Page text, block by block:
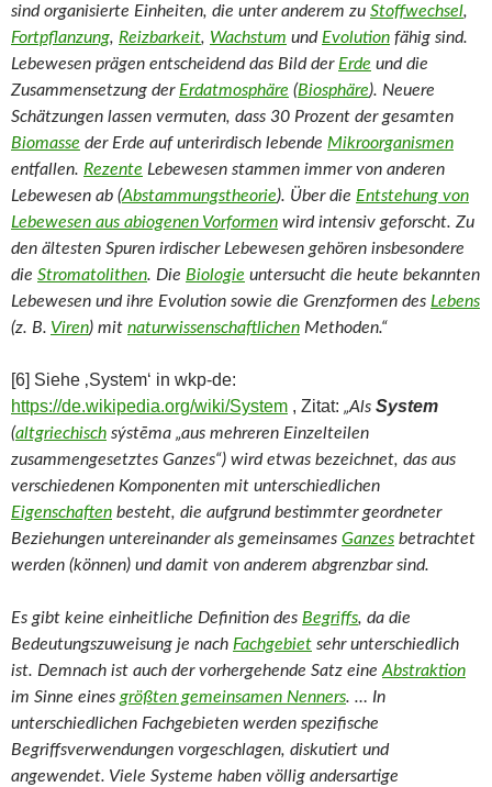
sind organisierte Einheiten, die unter anderem zu Stoffwechsel,
Fortpflanzung, Reizbarkeit, Wachstum und Evolution fähig sind.
Lebewesen prägen entscheidend das Bild der Erde und die
Zusammensetzung der Erdatmosphäre (Biosphäre). Neuere
Schätzungen lassen vermuten, dass 30 Prozent der gesamten
Biomasse der Erde auf unterirdisch lebende Mikroorganismen
entfallen. Rezente Lebewesen stammen immer von anderen
Lebewesen ab (Abstammungstheorie). Über die Entstehung von
Lebewesen aus abiogenen Vorformen wird intensiv geforscht. Zu
den ältesten Spuren irdischer Lebewesen gehören insbesondere
die Stromatolithen. Die Biologie untersucht die heute bekannten
Lebewesen und ihre Evolution sowie die Grenzformen des Lebens
(z. B. Viren) mit naturwissenschaftlichen Methoden.“
[6] Siehe ‚System‘ in wkp-de:
https://de.wikipedia.org/wiki/System , Zitat: „Als System
(altgriechisch sýstēma „aus mehreren Einzelteilen
zusammengesetztes Ganzes“) wird etwas bezeichnet, das aus
verschiedenen Komponenten mit unterschiedlichen
Eigenschaften besteht, die aufgrund bestimmter geordneter
Beziehungen untereinander als gemeinsames Ganzes betrachtet
werden (können) und damit von anderem abgrenzbar sind.
Es gibt keine einheitliche Definition des Begriffs, da die
Bedeutungszuweisung je nach Fachgebiet sehr unterschiedlich
ist. Demnach ist auch der vorhergehende Satz eine Abstraktion
im Sinne eines größten gemeinsamen Nenners. … In
unterschiedlichen Fachgebieten werden spezifische
Begriffsverwendungen vorgeschlagen, diskutiert und
angewendet. Viele Systeme haben völlig andersartige